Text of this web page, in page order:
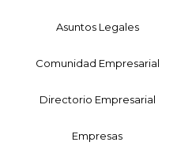
Asuntos Legales
Comunidad Empresarial
Directorio Empresarial
Empresas